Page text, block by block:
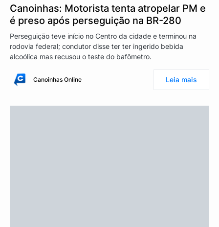
Canoinhas: Motorista tenta atropelar PM e
é preso após perseguição na BR-280
Perseguição teve início no Centro da cidade e terminou na
rodovia federal; condutor disse ter ter ingerido bebida
alcoólica mas recusou o teste do bafômetro.
Canoinhas Online Leia mais